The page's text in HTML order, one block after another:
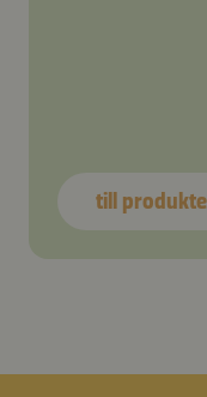
till